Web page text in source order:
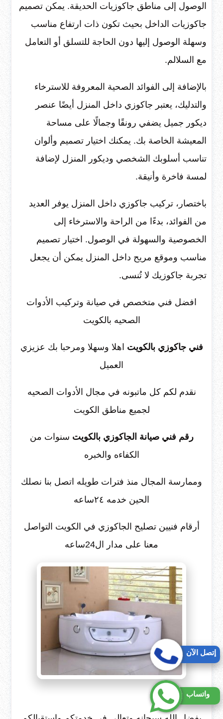
الوصول إلى مناطق جاكوزيات الحديقة. يمكن تصميم
جاكوزيات الداخل بحيث تكون ذات ارتفاع مناسب
وسهلة الوصول إليها دون الحاجة للتسلق أو التعامل
مع السلالم.
بالإضافة إلى الفوائد الصحية المعروفة للاسترخاء
والتدليك، يعتبر جاكوزي داخل المنزل أيضًا عنصر
ديكور جميل يضفي رونقًا وجمالًا على مساحة
المعيشة الخاصة بك. يمكنك اختيار تصميم وألوان
تناسب أسلوبك الشخصي وديكور المنزل لإضافة
لمسة فاخرة وأنيقة.
باختصار، تركيب جاكوزي داخل المنزل يوفر العديد
من الفوائد، بدءًا من الراحة والاسترخاء إلى
الخصوصية والسهولة في الوصول. اختيار تصميم
مناسب وموقع مريح داخل المنزل يمكن أن يجعل
تجربة جاكوزيك لا تُنسى.
افضل فني متخصص في صيانة وتركيب الأدوات
الصحيه بالكويت
فني جاكوزي بالكويت اهلا وسهلا ومرحبا بك عزيزي
العميل
نقدم لكم كل ماتبونه في مجال الأدوات الصحيه
لجميع مناطق الكويت
رقم فني صيانة الجاكوزي بالكويت سنوات من
الكفاءه والخبره
وممارسة المجال منذ فترات طويله اتصل بنا نصلك
الحين خدمه ٢٤ساعه
أرقام فنيين تصليح الجاكوزي في الكويت التواصل
معنا على مدار ال24ساعه
واتساب
إتصل الآن